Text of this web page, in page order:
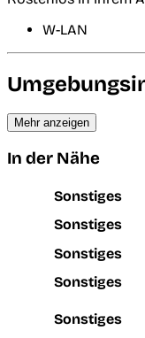
W-LAN
Mehr anzeigen
In der Nähe
Sonstiges
Sonstiges
Sonstiges
Sonstiges
Sonstiges